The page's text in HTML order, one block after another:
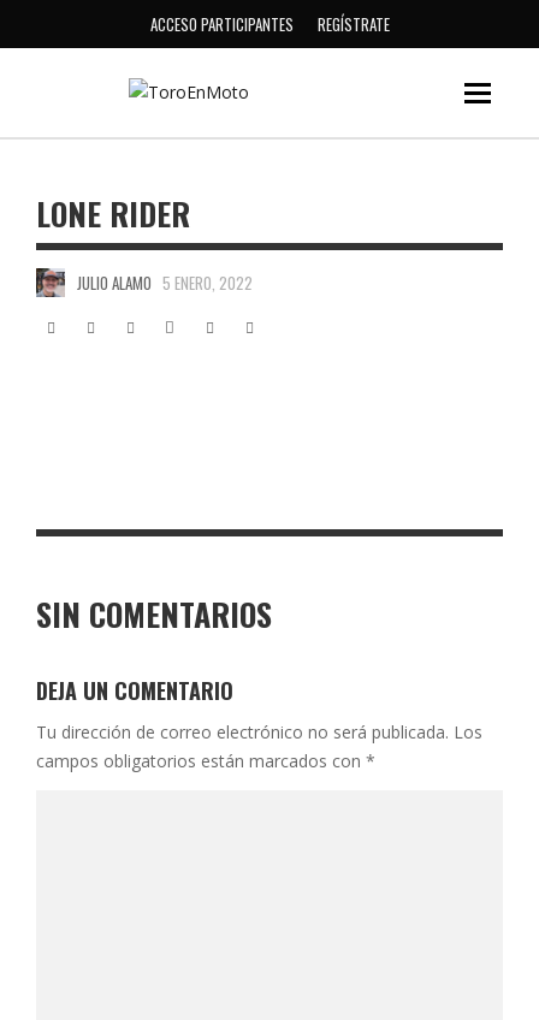
ACCESO PARTICIPANTES REGÍSTRATE
LONE RIDER
JULIO ALAMO 5 ENERO, 2022
SIN COMENTARIOS
DEJA UN COMENTARIO
Tu dirección de correo electrónico no será publicada. Los
campos obligatorios están marcados con *